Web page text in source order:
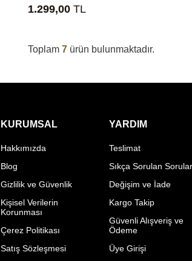
1.299,00 TL
Toplam 7 ürün bulunmaktadır.
KURUMSAL
Hakkımızda
Blog
Gizlilik ve Güvenlik
Kişisel Verilerin
Korunması
Çerez Politikası
Satış Sözleşmesi
YARDIM
Teslimat
Sıkça Sorulan Sorular
Değişim ve İade
Kargo Takip
Güvenli Alışveriş ve
Ödeme
Üye Girişi